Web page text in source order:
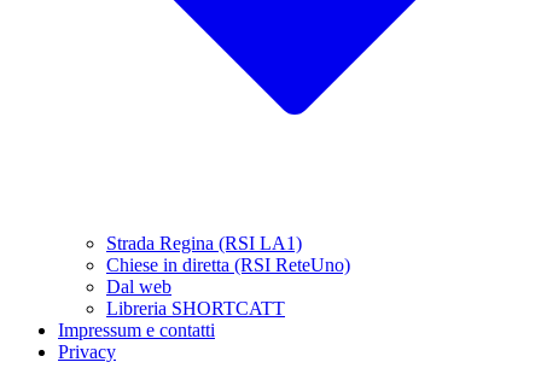
Strada Regina (RSI LA1)
Chiese in diretta (RSI ReteUno)
Dal web
Libreria SHORTCATT
Impressum e contatti
Privacy